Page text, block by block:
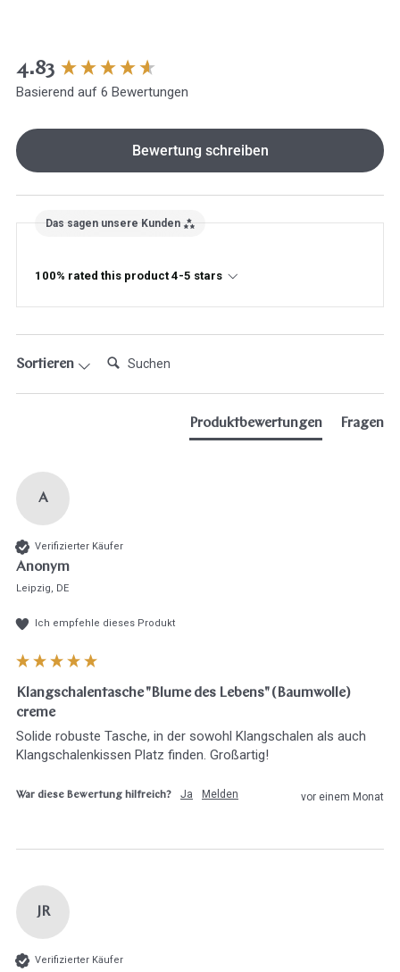
4.83
Basierend auf 6 Bewertungen
Bewertung schreiben
Das sagen unsere Kunden
100% rated this product 4-5 stars
Sortieren
Suchen:
Produktbewertungen Fragen
A
Verifizierter Käufer
Anonym
Leipzig, DE
Ich empfehle dieses Produkt
Klangschalentasche "Blume des Lebens" (Baumwolle)
creme
Solide robuste Tasche, in der sowohl Klangschalen als auch
Klangschalenkissen Platz finden. Großartig!
War diese Bewertung hilfreich? Ja Melden vor einem Monat
JR
Verifizierter Käufer
New content loaded